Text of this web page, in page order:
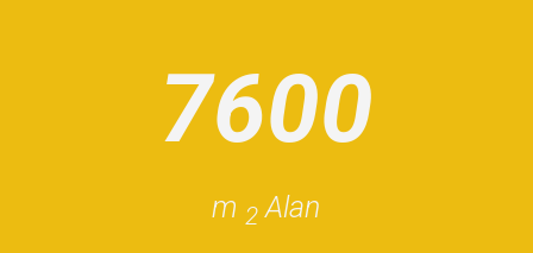
7600
m 2 Alan